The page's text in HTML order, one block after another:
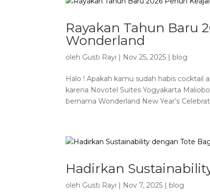
Rayakan Tahun Baru
Wonderland
oleh Gusti Rayi | Nov 25, 2025 | blog
Halo ! Apakah kamu sudah habis cocktail
karena Novotel Suites Yogyakarta
bernama Wonderland New Year’s
Hadirkan
oleh Gusti Rayi | Nov 7, 2025 | blog